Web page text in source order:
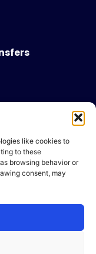
like cookies to
to these
browsing behavior or
consent, may